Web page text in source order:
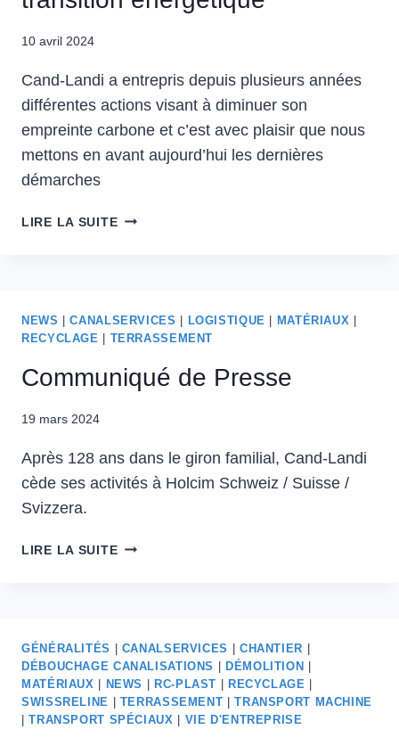
10 avril 2024
Cand-Landi a entrepris depuis plusieurs années
différentes actions visant à diminuer son
empreinte carbone et c’est avec plaisir que nous
mettons en avant aujourd’hui les dernières
démarches
LIRE LA SUITE CAND-
ÉNERGÉTIQUE
NEWS |CANALSERVICES LOGISTIQUE MATÉRIAUX
RECYCLAGE
TERRASSEMENT
Communiqué de Presse
19 mars 2024
Après 128 ans dans le giron familial, Cand-Landi
cède ses activités à Holcim Schweiz / Suisse /
Svizzera.
LIRE LA SUITE COMMUNIQUÉ
GÉNÉRALITÉS CANALSERVICES CHANTIER
DÉBOUCHAGE CANALISATIONS
DÉMOLITION
MATÉRIAUX
NEWS RC-PLAST RECYCLAGE
SWISSRELINE
TERRASSEMENT |TRANSPORT MACHINE
|TRANSPORT SPÉCIAUX VIE D'ENTREPRISE